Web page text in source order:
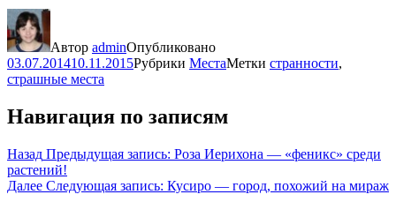
Автор adminОпубликовано
03.07.201410.11.2015Рубрики МестаМетки странности,
страшные места
Навигация по записям
Назад Предыдущая запись: Роза Иерихона — «феникс» среди
растений!
Далее Следующая запись: Кусиро — город, похожий на мираж